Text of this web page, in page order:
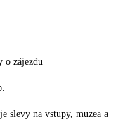
o zájezdu
slevy na vstupy, muzea a